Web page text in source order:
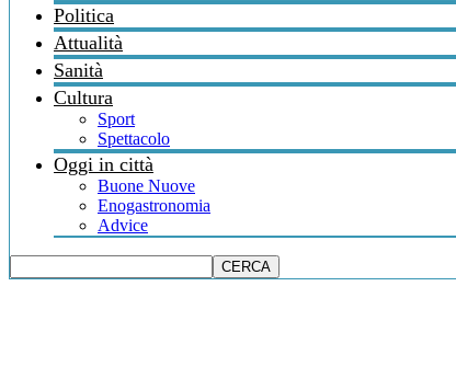
Politica
Attualità
Sanità
Cultura
Sport
Spettacolo
Oggi in città
Buone Nuove
Enogastronomia
Advice